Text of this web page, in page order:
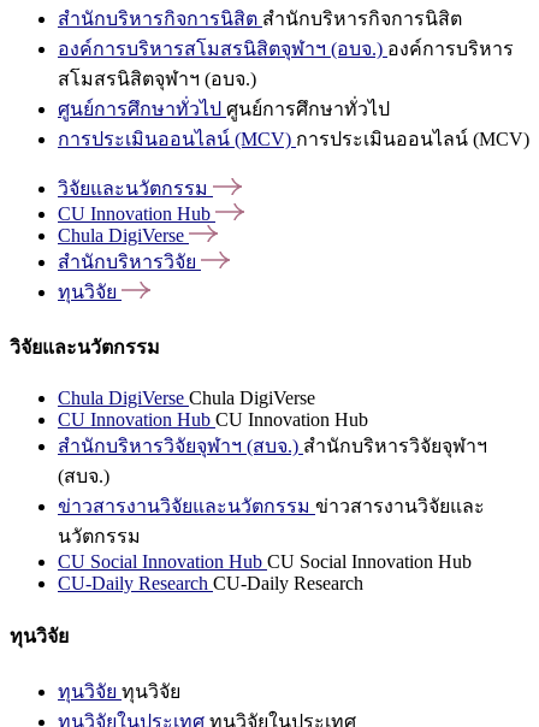
สำนักบริหารกิจการนิสิต สำนักบริหารกิจการนิสิต
องค์การบริหารสโมสรนิสิตจุฬาฯ (อบจ.) องค์การบริหาร
สโมสรนิสิตจุฬาฯ (อบจ.)
ศูนย์การศึกษาทั่วไป ศูนย์การศึกษาทั่วไป
การประเมินออนไลน์ (MCV) การประเมินออนไลน์ (MCV)
วิจัยและนวัตกรรม
CU Innovation Hub
Chula DigiVerse
สำนักบริหารวิจัย
ทุนวิจัย
วิจัยและนวัตกรรม
Chula DigiVerse Chula DigiVerse
CU Innovation Hub CU Innovation Hub
สำนักบริหารวิจัยจุฬาฯ (สบจ.) สำนักบริหารวิจัยจุฬาฯ
(สบจ.)
ข่าวสารงานวิจัยและนวัตกรรม ข่าวสารงานวิจัยและ
นวัตกรรม
CU Social Innovation Hub CU Social Innovation Hub
CU-Daily Research CU-Daily Research
ทุนวิจัย
ทุนวิจัย ทุนวิจัย
ทุนวิจัยในประเทศ ทุนวิจัยในประเทศ